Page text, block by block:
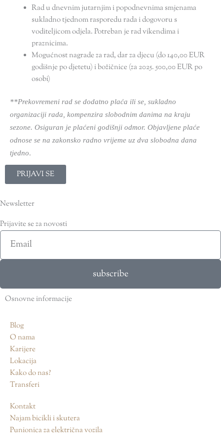
Rad u dnevnim jutarnjim i popodnevnima smjenama
sukladno tjednom rasporedu rada i dogovoru s
voditeljicom odjela. Potreban je rad vikendima i
praznicima.
Mogućnost nagrade za rad, dar za djecu (do 140,00 EUR
godišnje po djetetu) i božičnice (za 2025. 500,00 EUR po
osobi)
**Prekovremeni rad se dodatno plaća ili se, sukladno
organizaciji rada, kompenzira slobodnim danima na kraju
sezone. Osiguran je plaćeni godišnji odmor. Objavljene plaće
odnose se na zakonsko radno vrijeme uz dva slobodna dana
tjedno.
PRIJAVI SE
Newsletter
Prijavite se za novosti
Email
subscribe
Osnovne informacije
Blog
O nama
Karijere
Lokacija
Kako do nas?
Transferi
Kontakt
Najam bicikli i skutera
Punionica za električna vozila